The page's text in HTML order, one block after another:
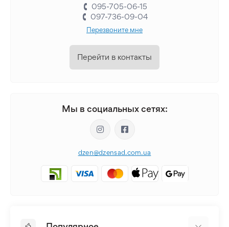
095-705-06-15
097-736-09-04
Перезвоните мне
Перейти в контакты
Мы в социальных сетях:
dzen@dzensad.com.ua